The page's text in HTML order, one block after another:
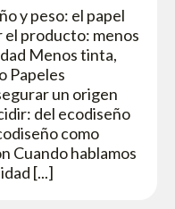
y peso: el papel
el producto: menos
Menos tinta,
Papeles
un origen
del ecodiseño
como
Cuando hablamos
[...]